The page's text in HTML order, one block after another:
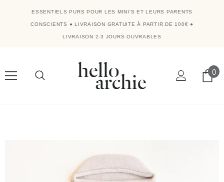
ESSENTIELS PURS POUR LES MINI'S ET LEURS PARENTS
CONSCIENTS ● LIVRAISON GRATUITE À PARTIR DE 100€ ●
LIVRAISON 2-3 JOURS OUVRABLES
0